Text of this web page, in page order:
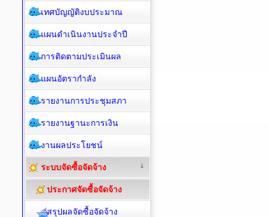
เทศบัญญัติงบประมาณ
แผนดำเนินงานประจำปี
การติดตามประเมินผล
แผนอัตรากำลัง
รายงานการประชุมสภา
รายงานฐานะการเงิน
งานผลประโยชน์
ระบบจัดซื้อจัดจ้าง
ประกาศจัดซื้อจัดจ้าง
สรุปผลจัดซื้อจัดจ้าง